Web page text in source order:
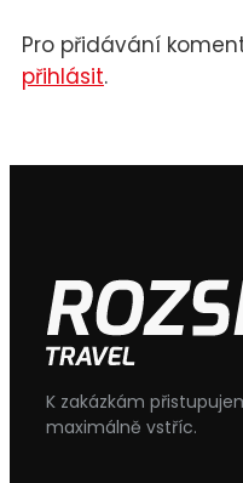
Pro přidávání
přihlásit.
K zakázkám
maximálně vstříc.